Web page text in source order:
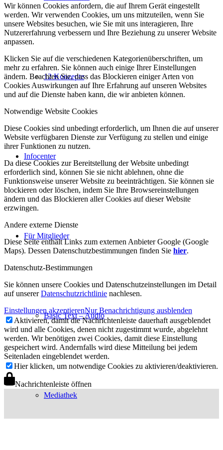
12 Konzepte
Infocenter
Für Mitglieder
Basic Text – Audio
Mediathek
Wir können Cookies anfordern, die auf Ihrem Gerät eingestellt
werden. Wir verwenden Cookies, um uns mitzuteilen, wenn Sie
unsere Websites besuchen, wie Sie mit uns interagieren, Ihre
Nutzererfahrung verbessern und Ihre Beziehung zu unserer Website
anpassen.
Klicken Sie auf die verschiedenen Kategorienüberschriften, um
mehr zu erfahren. Sie können auch einige Ihrer Einstellungen
ändern. Beachten Sie, dass das Blockieren einiger Arten von
Cookies Auswirkungen auf Ihre Erfahrung auf unseren Websites
und auf die Dienste haben kann, die wir anbieten können.
Notwendige Website Cookies
Diese Cookies sind unbedingt erforderlich, um Ihnen die auf unserer
Website verfügbaren Dienste zur Verfügung zu stellen und einige
ihrer Funktionen zu nutzen.
Da diese Cookies zur Bereitstellung der Website unbedingt
erforderlich sind, können Sie sie nicht ablehnen, ohne die
Funktionsweise unserer Website zu beeinträchtigen. Sie können sie
blockieren oder löschen, indem Sie Ihre Browsereinstellungen
ändern und das Blockieren aller Cookies auf dieser Website
erzwingen.
Andere externe Dienste
Diese Seite enthält Links zum externen Anbieter Google (Google
Maps). Dessen Datenschutzbestimmungen finden Sie hier.
Datenschutz-Bestimmungen
Sie können unsere Cookies und Datenschutzeinstellungen im Detail
auf unsererDatenschutzrichtlinie nachlesen.
Einstellungen akzeptierenNur Benachrichtigung ausblenden
Aktivieren, damit die Nachrichtenleiste dauerhaft ausgeblendet
wird und alle Cookies, denen nicht zugestimmt wurde, abgelehnt
werden. Wir benötigen zwei Cookies, damit diese Einstellung
gespeichert wird. Andernfalls wird diese Mitteilung bei jedem
Seitenladen eingeblendet werden.
Hier klicken, um notwendige Cookies zu aktivieren/deaktivieren.
Nachrichtenleiste öffnen